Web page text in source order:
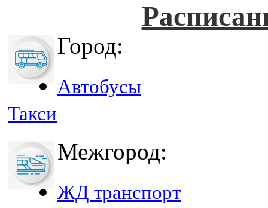
Город:
Автобусы
Такси
Межгород:
ЖД транспорт